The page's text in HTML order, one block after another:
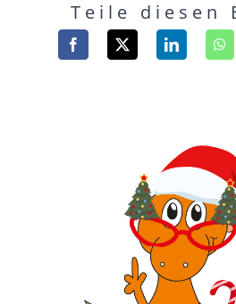
Teile diesen